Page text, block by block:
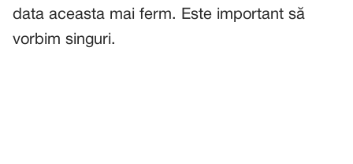
data aceasta mai ferm. Este important să
vorbim singuri.